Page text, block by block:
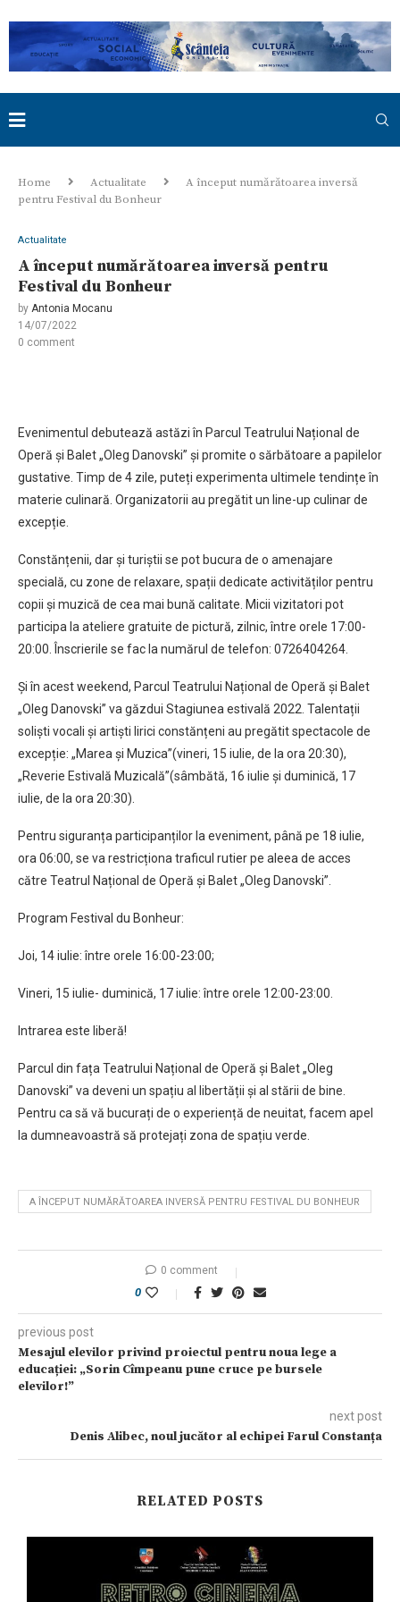
Home Actualitate
A început numărătoarea inversă
pentru Festival du Bonheur
Actualitate
A început numărătoarea inversă pentru
Festival du Bonheur
by Antonia Mocanu
14/07/2022
0 comment
Evenimentul debutează astăzi în Parcul Teatrului Național de
Operă și Balet „Oleg Danovski” și promite o sărbătoare a papilelor
gustative. Timp de 4 zile, puteți experimenta ultimele tendințe în
materie culinară. Organizatorii au pregătit un line-up culinar de
excepție.
Constănțenii, dar și turiștii se pot bucura de o amenajare
specială, cu zone de relaxare, spații dedicate activităților pentru
copii și muzică de cea mai bună calitate. Micii vizitatori pot
participa la ateliere gratuite de pictură, zilnic, între orele 17:00-
20:00. Înscrierile se fac la numărul de telefon: 0726404264.
Și în acest weekend, Parcul Teatrului Național de Operă și Balet
„Oleg Danovski” va găzdui Stagiunea estivală 2022. Talentații
soliști vocali și artiști lirici constănțeni au pregătit spectacole de
excepție: „Marea și Muzica”(vineri, 15 iulie, de la ora 20:30),
„Reverie Estivală Muzicală”(sâmbătă, 16 iulie și duminică, 17
iulie, de la ora 20:30).
Pentru siguranța participanților la eveniment, până pe 18 iulie,
ora 06:00, se va restricționa traficul rutier pe aleea de acces
către Teatrul Național de Operă și Balet „Oleg Danovski”.
Program Festival du Bonheur:
Joi, 14 iulie: între orele 16:00-23:00;
Vineri, 15 iulie- duminică, 17 iulie: între orele 12:00-23:00.
Intrarea este liberă!
Parcul din fața Teatrului Național de Operă și Balet „Oleg
Danovski” va deveni un spațiu al libertății și al stării de bine.
Pentru ca să vă bucurați de o experiență de neuitat, facem apel
la dumneavoastră să protejați zona de spațiu verde.
A ÎNCEPUT NUMĂRĂTOAREA INVERSĂ PENTRU FESTIVAL DU BONHEUR
0 comment
0
previous post
Mesajul elevilor privind proiectul pentru noua lege a
educației: „Sorin Cîmpeanu pune cruce pe bursele
elevilor!”
next post
Denis Alibec, noul jucător al echipei Farul Constanța
RELATED POSTS